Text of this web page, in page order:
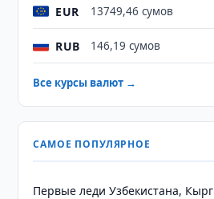
EUR 13749,46 сумов
RUB 146,19 сумов
Все курсы валют →
САМОЕ ПОПУЛЯРНОЕ
Первые леди Узбекистана,